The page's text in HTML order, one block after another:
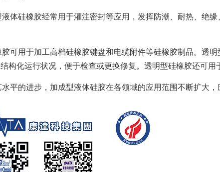
硅橡胶经常用于灌注密封等应用，发挥防潮、耐热、绝缘
用于加工高档硅橡胶键盘和电缆附件等硅橡胶制品。透明
构化运行状况，便于检查或更换修复。透明型硅橡胶还可
的进步，加成型液体硅胶在各领域的应用范围不断扩大，